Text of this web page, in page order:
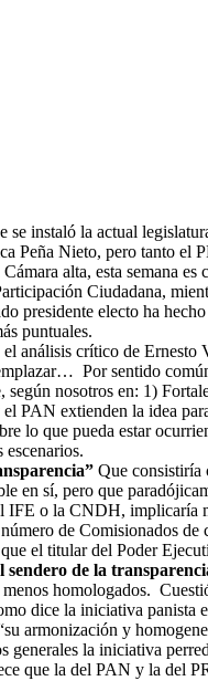
instaló la actual
Peña Nieto, pero tanto el
alta, esta semana
Ciudadana,
presidente electo ha
puntuales.
análisis crítico de Ernesto
Por sentido
nosotros en: 1)
PAN extienden la idea
lo que pueda estar
escenarios.
Que consistiría
en sí, pero que
o la CNDH, implicaría
de Comisionados
el titular del Poder
sendero de la
homologados.
dice la iniciativa
armonización y
generales la iniciativa
que la del PAN y la del